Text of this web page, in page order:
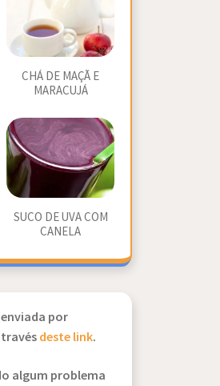
CHÁ DE MAÇÃ E
MARACUJÁ
SUCO DE UVA COM
CANELA
por
deste link.
algum problema